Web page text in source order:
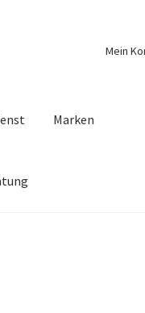
Mein
Marken